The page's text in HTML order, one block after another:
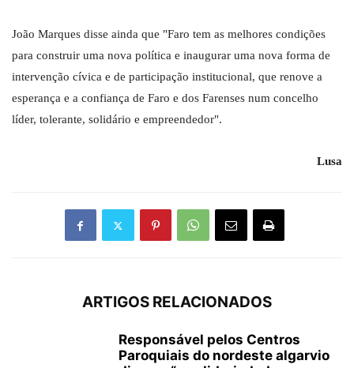
João Marques disse ainda que "Faro tem as melhores condições
para construir uma nova política e inaugurar uma nova forma de
intervenção cívica e de participação institucional, que renove a
esperança e a confiança de Faro e dos Farenses num concelho
líder, tolerante, solidário e empreendedor".
Lusa
ARTIGOS RELACIONADOS
Responsável pelos Centros
Paroquiais do nordeste algarvio